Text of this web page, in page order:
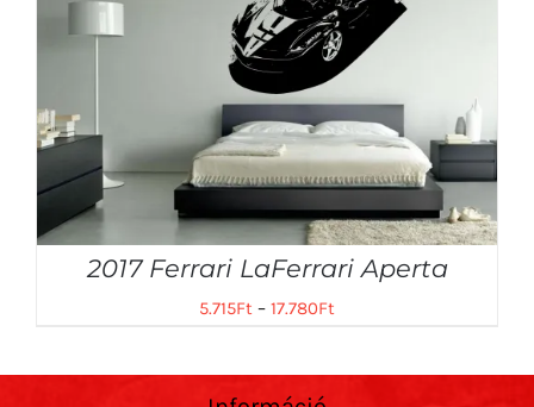
2017 Ferrari LaFerrari Aperta
5.715Ft – 17.780Ft